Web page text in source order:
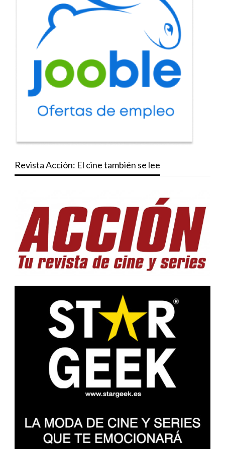
Revista Acción: El cine también se lee